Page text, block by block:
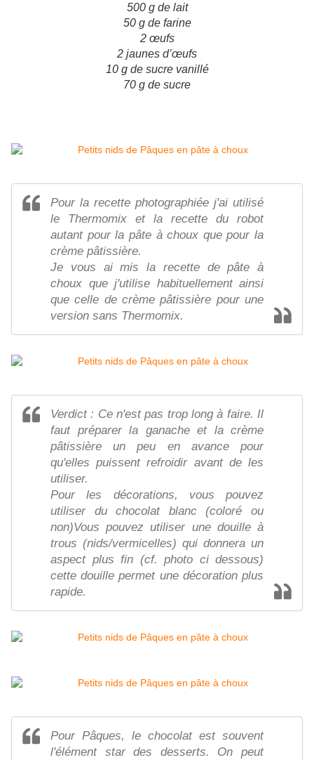
500 g de lait
50 g de farine
2 œufs
2 jaunes d’œufs
10 g de sucre vanillé
70 g de sucre
Pour la recette photographiée j'ai utilisé
le Thermomix et la recette du robot
autant pour la pâte à choux que pour la
crème pâtissière.
Je vous ai mis la recette de pâte à
choux que j'utilise habituellement ainsi
que celle de crème pâtissière pour une
version sans Thermomix.
Verdict : Ce n'est pas trop long à faire. Il
faut préparer la ganache et la crème
pâtissière un peu en avance pour
qu'elles puissent refroidir avant de les
utiliser.
Pour les décorations, vous pouvez
utiliser du chocolat blanc (coloré ou
non)Vous pouvez utiliser une douille à
trous (nids/vermicelles) qui donnera un
aspect plus fin (cf. photo ci dessous)
cette douille permet une décoration plus
rapide.
Pour Pâques, le chocolat est souvent
l'élément star des desserts. On peut